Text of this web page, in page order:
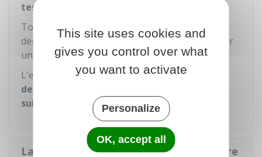
testament
Toutefois, l'exécuteur testamentaire peut
demander au juge de prolonger sa mission pour
une durée maximum d'1 an.
L'exécuteur testamentaire doitrendre compte
de son activité
suivant la fin de sa mission.
La mission d'un exécuteur testamentaire
This site uses cookies and
gives you control over what
you want to activate
Personalize
OK, accept all